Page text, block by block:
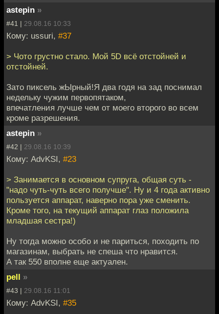
astepin »
#41 | 29.08.16 10:33
Кому: ussuri, #37
> Чото грустно стало. Мой 5D всё отстойней и
отстойней.
Зато пиксель жЫрный!Я два годя на зад поснимал
недельку чужим первопятаком,
впечатления лучше чем от моего второго во всем
кроме разрешения.
astepin »
#42 | 29.08.16 10:39
Кому: AdvKSI, #23
> Занимается в основном супруга, общая суть -
"надо чуть-чуть всего получше". Ну и 4 года активно
пользуется аппарат, наверно пора уже сменить.
Кроме того, на текущий аппарат глаз положила
младшая сестра!)
Ну тогда можно особо и не париться, походить по
магазинам, выбрать не спеша что нравится.
А так 550 вполне еще актуален.
pell »
#43 | 29.08.16 11:01
Кому: AdvKSI, #35